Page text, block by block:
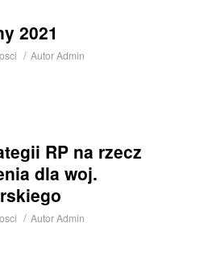
2021
/ AutorAdmin
RP na rzecz
dla woj.
/ AutorAdmin